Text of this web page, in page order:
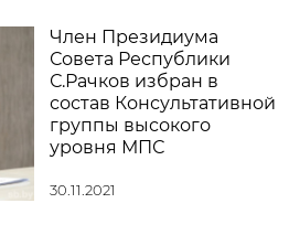
Член Президиума
Совета Республики
С.Рачков избран в
состав Консультативной
группы высокого
уровня МПС
30.11.2021